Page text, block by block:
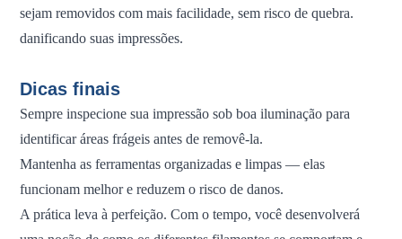
sejam removidos com mais facilidade, sem risco de quebra.
danificando suas impressões.
Dicas finais
Sempre inspecione sua impressão sob boa iluminação para
identificar áreas frágeis antes de removê-la.
Mantenha as ferramentas organizadas e limpas — elas
funcionam melhor e reduzem o risco de danos.
A prática leva à perfeição. Com o tempo, você desenvolverá